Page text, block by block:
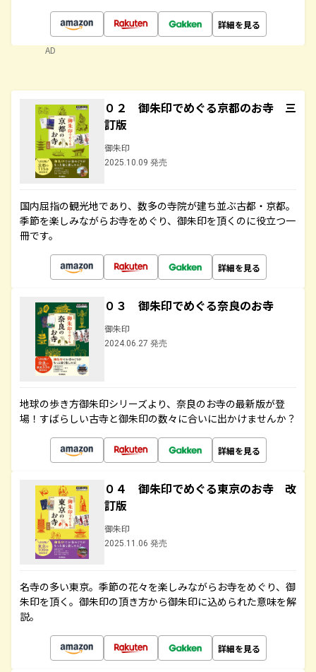
詳細を見る
AD
０２ 御朱印でめぐる京都のお寺 三
訂版
御朱印
2025.10.09 発売
国内屈指の観光地であり、数多の寺院が建ち並ぶ古都・京都。
季節を楽しみながらお寺をめぐり、御朱印を頂くのに役立つ一
冊です。
詳細を見る
０３ 御朱印でめぐる奈良のお寺
御朱印
2024.06.27 発売
地球の歩き方御朱印シリーズより、奈良のお寺の最新版が登
場！すばらしい古寺と御朱印の数々に合いに出かけませんか？
詳細を見る
０４ 御朱印でめぐる東京のお寺 改
訂版
御朱印
2025.11.06 発売
名寺の多い東京。季節の花々を楽しみながらお寺をめぐり、御
朱印を頂く。御朱印の頂き方から御朱印に込められた意味を解
説。
詳細を見る